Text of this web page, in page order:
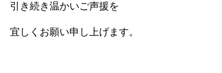
引き続き温かいご声援を
宜しくお願い申し上げます。